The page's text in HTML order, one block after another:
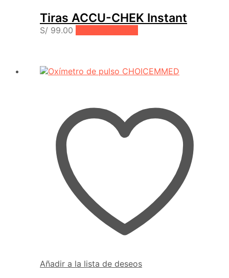
Tiras ACCU-CHEK Instant
S/ 99.00
Añadir a la lista de deseos